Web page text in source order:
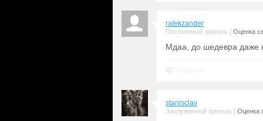
ralekzander
Постоянный зритель Оценка
Мдаа, до шедевра даже
stanisclav
Заслуженный зритель Оценка